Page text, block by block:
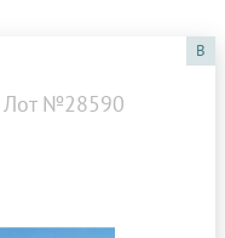
B
Лот №28590